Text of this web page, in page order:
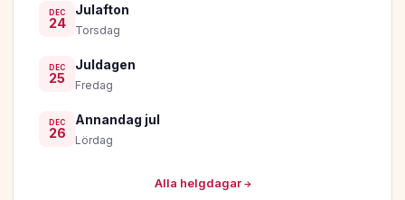
DEC
24
Julafton
Torsdag
DEC
25
Juldagen
Fredag
DEC
26
Annandag jul
Lördag
Alla helgdagar →